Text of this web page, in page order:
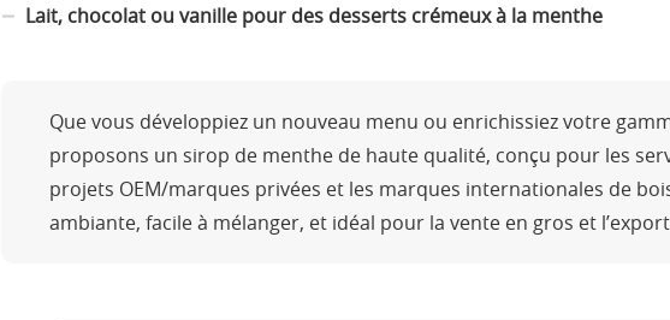
Lait, chocolat ou vanille pour des desserts crémeux à la menthe
Que vous développiez un nouveau menu ou enrichissiez votre
proposons un sirop de menthe de haute qualité, conçu pour les
projets OEM/marques privées et les marques internationales de
ambiante, facile à mélanger, et idéal pour la vente en gros et